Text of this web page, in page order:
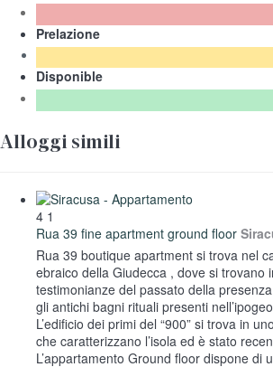
Prelazione
Disponible
Alloggi simili
4 1
Rua 39 fine apartment ground floor
Rua 39 boutique apartment si trova nel
ebraico della Giudecca , dove si trovano
testimonianze del passato della
gli antichi bagni rituali presenti
L’edificio dei primi del “900” si trova in
che caratterizzano l’isola ed è stato
L’appartamento Ground floor dispone di